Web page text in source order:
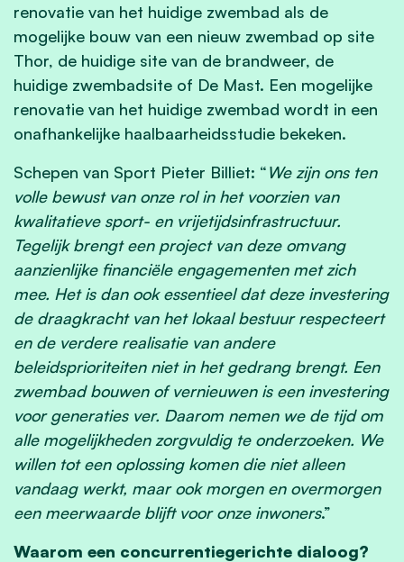
renovatie van het huidige zwembad als de
mogelijke bouw van een nieuw zwembad op site
Thor, de huidige site van de brandweer, de
huidige zwembadsite of De Mast. Een mogelijke
renovatie van het huidige zwembad wordt in een
onafhankelijke haalbaarheidsstudie bekeken.
Schepen van Sport Pieter Billiet: “We zijn ons ten
volle bewust van onze rol in het voorzien van
kwalitatieve sport- en vrijetijdsinfrastructuur.
Tegelijk brengt een project van deze omvang
aanzienlijke financiële engagementen met zich
mee. Het is dan ook essentieel dat deze investering
de draagkracht van het lokaal bestuur respecteert
en de verdere realisatie van andere
beleidsprioriteiten niet in het gedrang brengt. Een
zwembad bouwen of vernieuwen is een investering
voor generaties ver. Daarom nemen we de tijd om
alle mogelijkheden zorgvuldig te onderzoeken. We
willen tot een oplossing komen die niet alleen
vandaag werkt, maar ook morgen en overmorgen
een meerwaarde blijft voor onze inwoners.”
Waarom een concurrentiegerichte dialoog?